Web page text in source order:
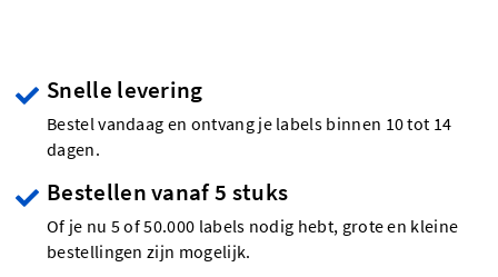
Snelle levering
Bestel vandaag en ontvang je labels binnen 10 tot 14
dagen.
Bestellen vanaf 5 stuks
Of je nu 5 of 50.000 labels nodig hebt, grote en kleine
bestellingen zijn mogelijk.